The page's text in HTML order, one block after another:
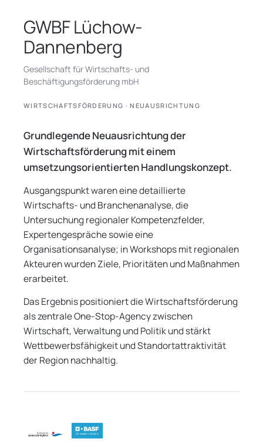
GWBF Lüchow-
Dannenberg
Gesellschaft für Wirtschafts- und
Beschäftigungsförderung mbH
WIRTSCHAFTSFÖRDERUNG · NEUAUSRICHTUNG
Grundlegende Neuausrichtung der
Wirtschaftsförderung mit einem
umsetzungsorientierten Handlungskonzept.
Ausgangspunkt waren eine detaillierte
Wirtschafts- und Branchenanalyse, die
Untersuchung regionaler Kompetenzfelder,
Expertengespräche sowie eine
Organisationsanalyse; in Workshops mit regionalen
Akteuren wurden Ziele, Prioritäten und Maßnahmen
erarbeitet.
Das Ergebnis positioniert die Wirtschaftsförderung
als zentrale One-Stop-Agency zwischen
Wirtschaft, Verwaltung und Politik und stärkt
Wettbewerbsfähigkeit und Standortattraktivität
der Region nachhaltig.